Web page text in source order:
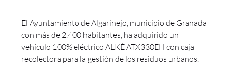
El Ayuntamiento de Algarinejo, municipio de Granada
con más de 2.400 habitantes, ha adquirido un
vehículo 100% eléctrico ALKÈ ATX330EH con caja
recolectora para la gestión de los residuos urbanos.